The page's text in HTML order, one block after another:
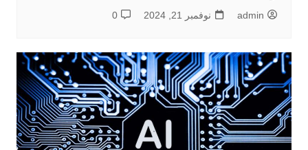
admin نوفمبر 21, 2024 0